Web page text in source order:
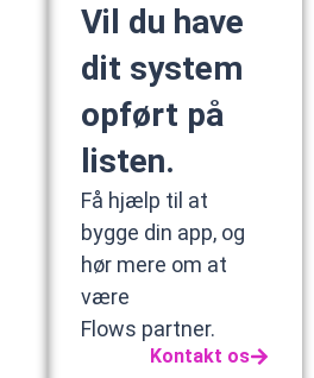
Vil du have
dit system
opført på
listen.
Få hjælp til at
bygge din app, og
hør mere om at
være
Flows partner.
Kontakt os